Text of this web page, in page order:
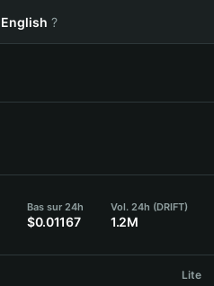
English ?
Bas sur 24h
$0.01167
Vol. 24h (DRIFT)
1.2M
Lite